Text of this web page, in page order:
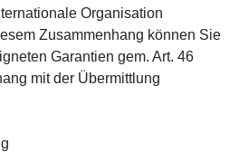
Organisation
Zusammenhang können Sie
Garantien gem. Art. 46
mit der Übermittlung